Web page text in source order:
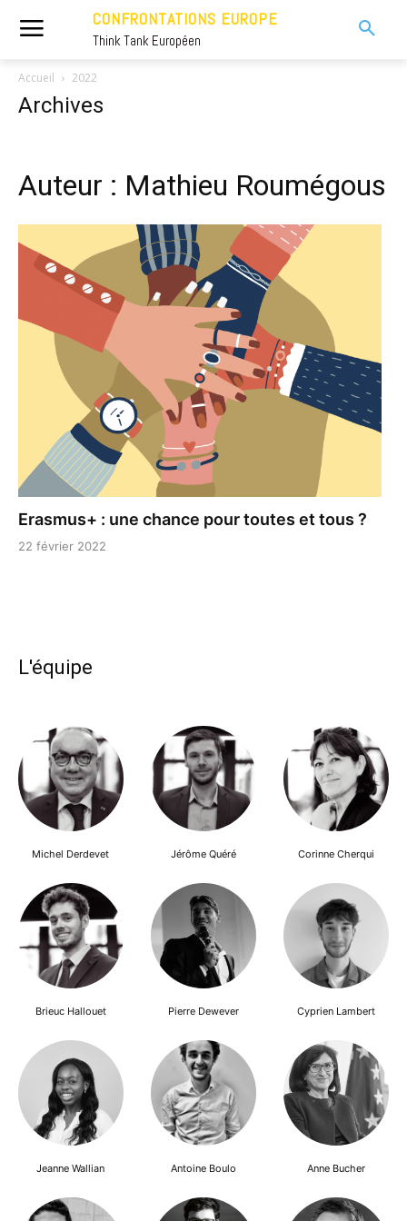
CONFRONTATIONS EUROPE
Think Tank Européen
Accueil 2022
Archives
Auteur : Mathieu Roumégous
Erasmus+ : une chance pour toutes et tous ?
22 février 2022
L'équipe
Michel Derdevet Jérôme Quéré Corinne Cherqui
Brieuc Hallouet Pierre Dewever Cyprien Lambert
Jeanne Wallian Antoine Boulo Anne Bucher